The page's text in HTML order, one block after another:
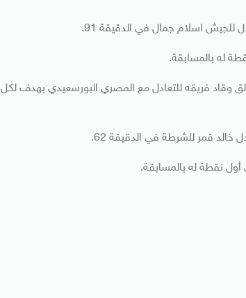
له بالمسابقة.
وقاد فريقه للتعادل مع المصري البورسعيدي بهدف لكل
أول نقطة له بالمسابقة.